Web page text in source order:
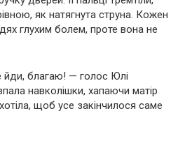
як натягнута струна. Кожен
глухим болем, проте вона не
йди, благаю! — голос Юлі
навколішки, хапаючи матір
щоб усе закінчилося саме